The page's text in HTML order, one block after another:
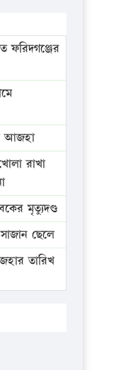
ফরিদগঞ্জের
আজহা
রাখা
মৃত্যুদণ্ড
ছেলে
তারিখ